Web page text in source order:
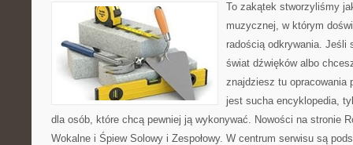
To zakątek stworzyliśmy
muzycznej, w którym
radością odkrywania. Jeśli
świat dźwięków albo
znajdziesz tu opracowania
jest sucha encyklopedia,
dla osób, które chcą pewniej ją wykonywać. Nowości na stronie
Wokalne i Śpiew Solowy i Zespołowy. W centrum serwisu są